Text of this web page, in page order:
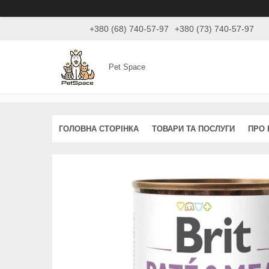
+380 (68) 740-57-97 +380 (73) 740-57-97
Pet Space
ГОЛОВНА СТОРІНКА ТОВАРИ ТА ПОСЛУГИ ПРО